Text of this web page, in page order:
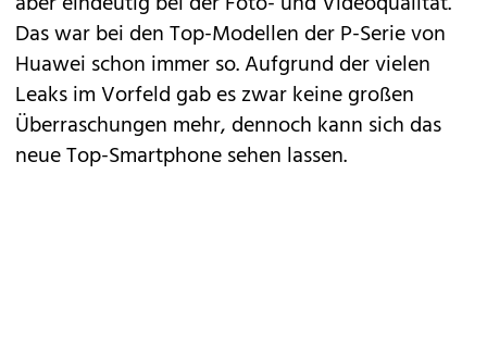
Das war bei den Top-Modellen der P-Serie von
Huawei schon immer so. Aufgrund der vielen
Leaks im Vorfeld gab es zwar keine großen
Überraschungen mehr, dennoch kann sich das
neue Top-Smartphone sehen lassen.